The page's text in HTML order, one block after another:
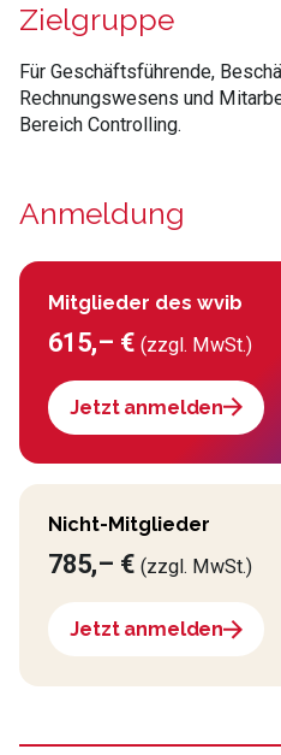
Zielgruppe
Für Geschäftsführende,
Rechnungswesens und
Bereich Controlling.
Anmeldung
Mitglieder des wvib
615,– €(zzgl. MwSt.)
Jetzt anmelden
Nicht-Mitglieder
785,– €(zzgl. MwSt.)
Jetzt anmelden